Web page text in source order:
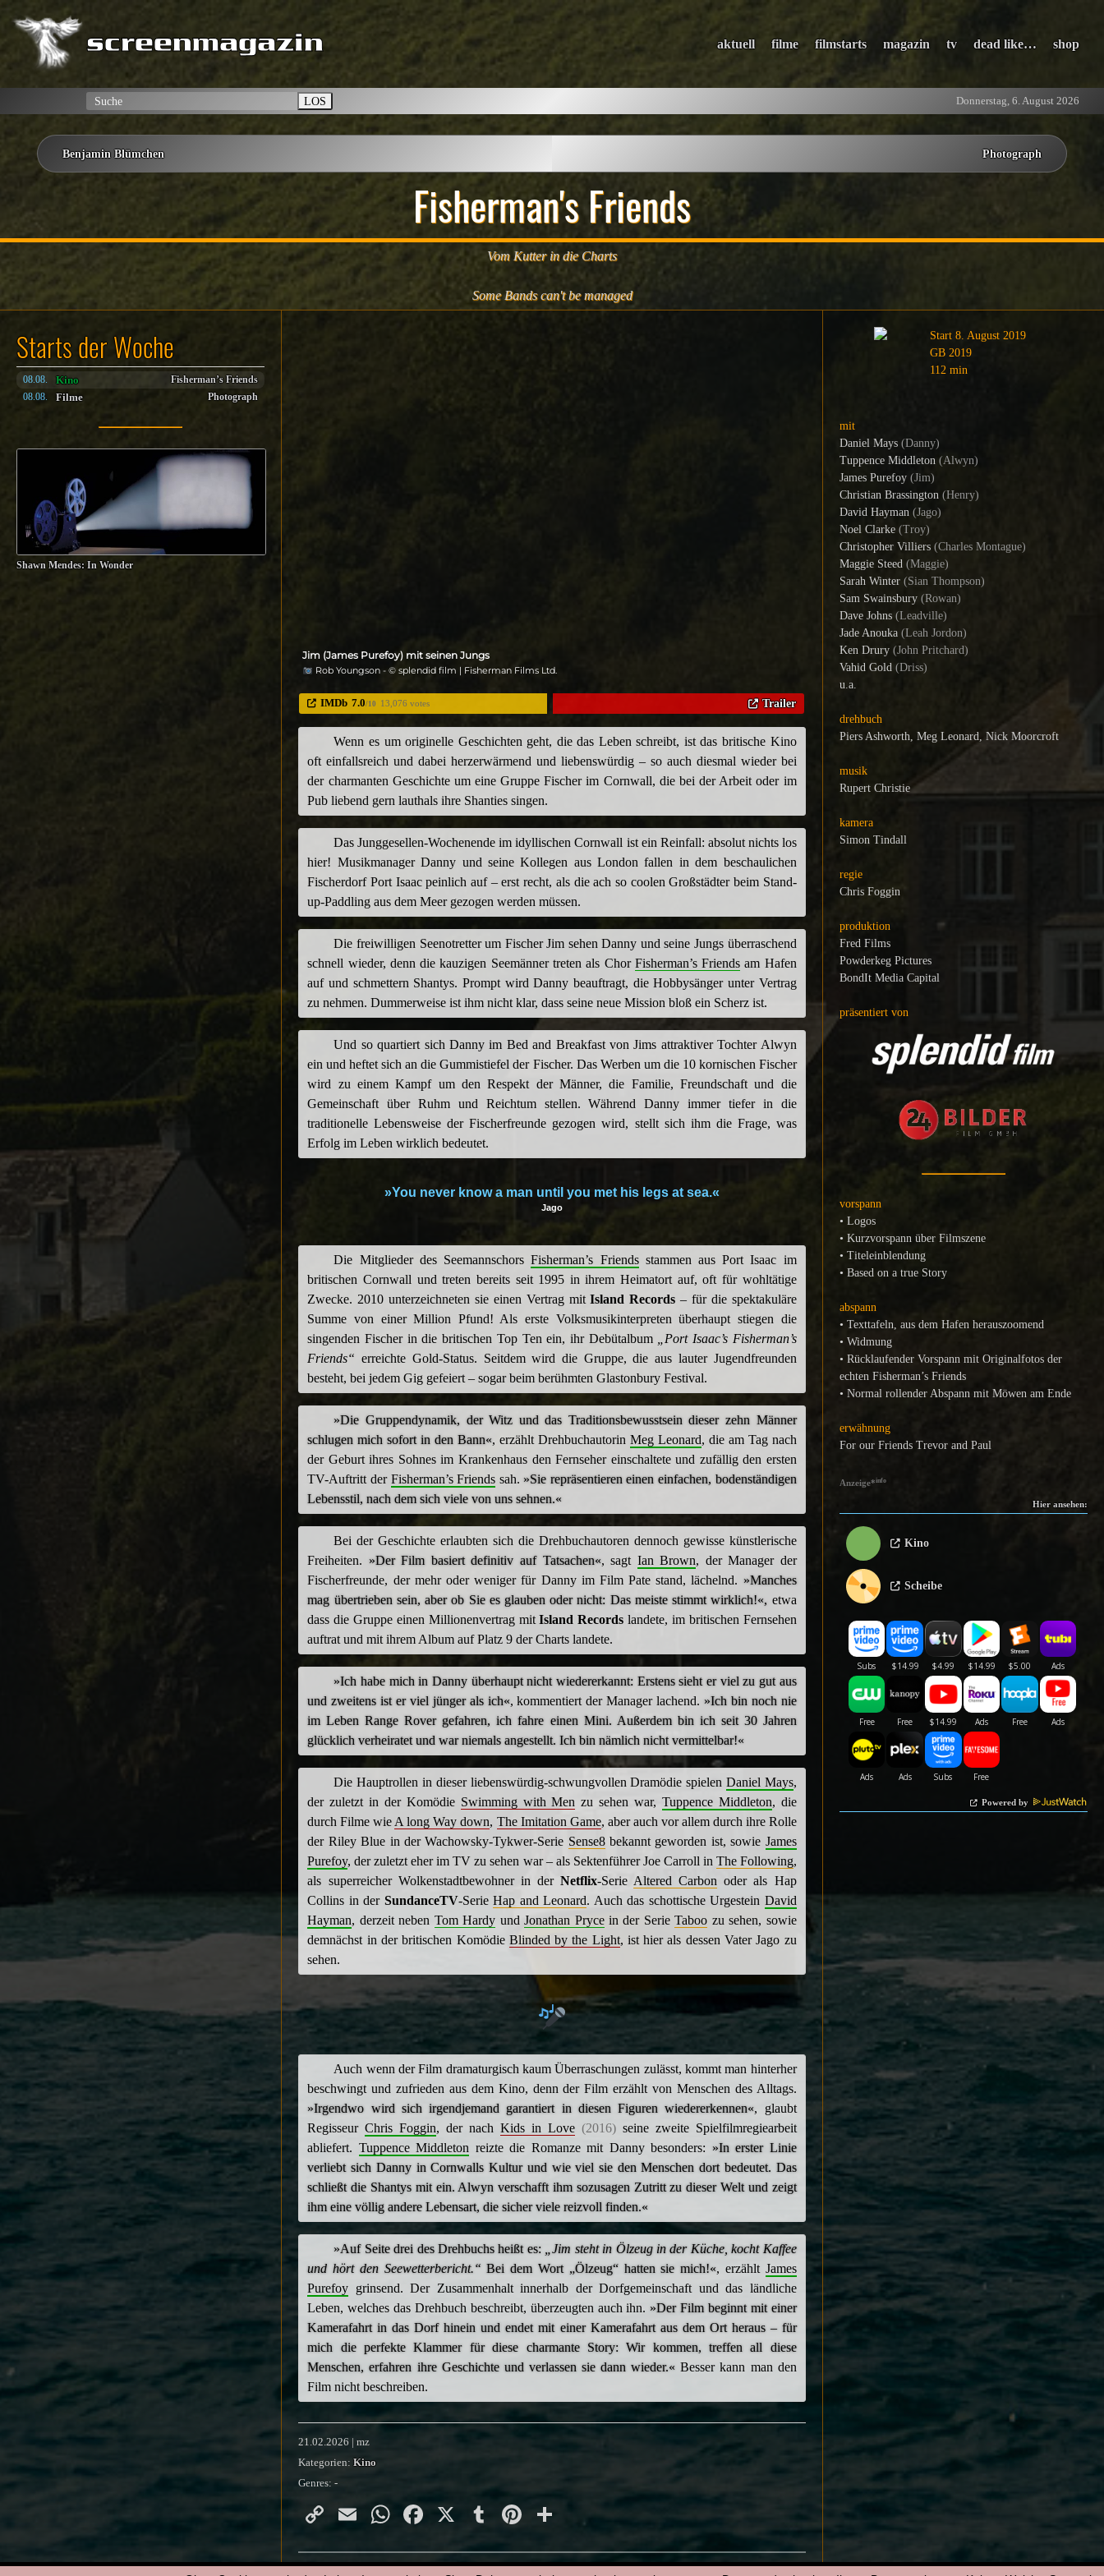
aktuell filme filmstarts magazin tv dead like… shop
LOS Donnerstag, 6. August 2026
Benjamin Blümchen Photograph
Fisherman's Friends
Vom Kutter in die Charts
Some Bands can't be managed
Starts der Woche
Fisherman’s Friends
Kino
08.08.
Photograph
Filme
08.08.
Shawn Mendes: In Wonder
Jim (James Purefoy) mit seinen Jungs
Rob Youngson - © splendid film | Fisherman Films Ltd.
IMDb 7.0/10 13,076 votes Trailer
Wenn es um originelle Geschichten geht, die das Leben schreibt, ist das britische Kino
oft einfallsreich und dabei herzerwärmend und liebenswürdig – so auch diesmal wieder bei
der charmanten Geschichte um eine Gruppe Fischer im Cornwall, die bei der Arbeit oder im
Pub liebend gern lauthals ihre Shanties singen.
Das Junggesellen-Wochenende im idyllischen Cornwall ist ein Reinfall: absolut nichts los
hier! Musikmanager Danny und seine Kollegen aus London fallen in dem beschaulichen
Fischerdorf Port Isaac peinlich auf – erst recht, als die ach so coolen Großstädter beim Stand-
up-Paddling aus dem Meer gezogen werden müssen.
Die freiwilligen Seenotretter um Fischer Jim sehen Danny und seine Jungs überraschend
schnell wieder, denn die kauzigen Seemänner treten als Chor Fisherman’s Friends am Hafen
auf und schmettern Shantys. Prompt wird Danny beauftragt, die Hobbysänger unter Vertrag
zu nehmen. Dummerweise ist ihm nicht klar, dass seine neue Mission bloß ein Scherz ist.
Und so quartiert sich Danny im Bed and Breakfast von Jims attraktiver Tochter Alwyn
ein und heftet sich an die Gummistiefel der Fischer. Das Werben um die 10 kornischen Fischer
wird zu einem Kampf um den Respekt der Männer, die Familie, Freundschaft und die
Gemeinschaft über Ruhm und Reichtum stellen. Während Danny immer tiefer in die
traditionelle Lebensweise der Fischerfreunde gezogen wird, stellt sich ihm die Frage, was
Erfolg im Leben wirklich bedeutet.
»You never know a man until you met his legs at sea.«
Jago
Die Mitglieder des SeemannschorsFisherman’s Friendsstammen aus Port Isaac im
britischen Cornwall und treten bereits seit 1995 in ihrem Heimatort auf, oft für wohltätige
Zwecke. 2010 unterzeichneten sie einen Vertrag mitIsland Records – für die spektakuläre
Summe von einer Million Pfund! Als erste Volksmusikinterpreten überhaupt stiegen die
singenden Fischer in die britischen Top Ten ein, ihr Debütalbum „Port Isaac’s Fisherman’s
Friends“ erreichte Gold-Status. Seitdem wird die Gruppe, die aus lauter Jugendfreunden
besteht, bei jedem Gig gefeiert – sogar beim berühmten Glastonbury Festival.
»Die Gruppendynamik, der Witz und das Traditionsbewusstsein dieser zehn Männer
schlugen mich sofort in den Bann«, erzählt Drehbuchautorin Meg Leonard, die am Tag nach
der Geburt ihres Sohnes im Krankenhaus den Fernseher einschaltete und zufällig den ersten
TV-Auftritt der Fisherman’s Friends sah.»Sie repräsentieren einen einfachen, bodenständigen
Lebensstil, nach dem sich viele von uns sehnen.«
Bei der Geschichte erlaubten sich die Drehbuchautoren dennoch gewisse künstlerische
Freiheiten. »Der Film basiert definitiv auf Tatsachen«, sagt Ian Brown, der Manager der
Fischerfreunde, der mehr oder weniger für Danny im Film Pate stand, lächelnd. »Manches
mag übertrieben sein, aber ob Sie es glauben oder nicht: Das meiste stimmt wirklich!«, etwa
dass die Gruppe einen Millionenvertrag mitIsland Records landete, im britischen Fernsehen
auftrat und mit ihrem Album auf Platz 9 der Charts landete.
»Ich habe mich in Danny überhaupt nicht wiedererkannt: Erstens sieht er viel zu gut aus
und zweitens ist er viel jünger als ich«, kommentiert der Manager lachend. »Ich bin noch nie
im Leben Range Rover gefahren, ich fahre einen Mini. Außerdem bin ich seit 30 Jahren
glücklich verheiratet und war niemals angestellt. Ich bin nämlich nicht vermittelbar!«
Die Hauptrollen in dieser liebenswürdig-schwungvollen Dramödie spielen Daniel Mays,
der zuletzt in der Komödie Swimming with Men zu sehen war, Tuppence Middleton, die
durch Filme wieA long Way down, The Imitation Game, aber auch vor allem durch ihre Rolle
der Riley Blue in der Wachowsky-Tykwer-Serie Sense8bekannt geworden ist, sowie James
Purefoy, der zuletzt eher im TV zu sehen war – als Sektenführer Joe Carroll in The Following,
als superreicher Wolkenstadtbewohner in der Netflix-SerieAltered Carbon oder als Hap
Collins in der SundanceTV-SerieHap and Leonard. Auch das schottische Urgestein David
Hayman, derzeit neben Tom Hardy undJonathan Prycein der SerieTaboo zu sehen, sowie
demnächst in der britischen Komödie Blinded by the Light, ist hier als dessen Vater Jago zu
sehen.
Auch wenn der Film dramaturgisch kaum Überraschungen zulässt, kommt man hinterher
beschwingt und zufrieden aus dem Kino, denn der Film erzählt von Menschen des Alltags.
»Irgendwo wird sich irgendjemand garantiert in diesen Figuren wiedererkennen«, glaubt
RegisseurChris Foggin, der nachKids in Love (2016)seine zweite Spielfilmregiearbeit
abliefert. Tuppence Middleton reizte die Romanze mit Danny besonders: »In erster Linie
verliebt sich Danny in Cornwalls Kultur und wie viel sie den Menschen dort bedeutet. Das
schließt die Shantys mit ein. Alwyn verschafft ihm sozusagen Zutritt zu dieser Welt und zeigt
ihm eine völlig andere Lebensart, die sicher viele reizvoll finden.«
»Auf Seite drei des Drehbuchs heißt es: „Jim steht in Ölzeug in der Küche, kocht Kaffee
und hört den Seewetterbericht.“ Bei dem Wort „Ölzeug“ hatten sie mich!«, erzählt James
Purefoy grinsend. Der Zusammenhalt innerhalb der Dorfgemeinschaft und das ländliche
Leben, welches das Drehbuch beschreibt, überzeugten auch ihn.»Der Film beginnt mit einer
Kamerafahrt in das Dorf hinein und endet mit einer Kamerafahrt aus dem Ort heraus – für
mich die perfekte Klammer für diese charmante Story: Wir kommen, treffen all diese
Menschen, erfahren ihre Geschichte und verlassen sie dann wieder.« Besser kann man den
Film nicht beschreiben.
21.02.2026 | mz
Kategorien:Kino
Genres:-
CopyEmailWhatsApp
Facebook
X TumblrPinterest
Teilen
112 min|2011|2019|24 Bilder|8. August|Anke Reitzenstein|Armin Schlagwein|August|Bodo Wolf|BondIt Media Capital|
Start 8. August 2019
GB 2019
112 min
mit
Daniel Mays (Danny)
Tuppence Middleton (Alwyn)
James Purefoy(Jim)
Christian Brassington(Henry)
David Hayman(Jago)
Noel Clarke(Troy)
Christopher Villiers(Charles Montague)
Maggie Steed(Maggie)
Sarah Winter(Sian Thompson)
Sam Swainsbury (Rowan)
Dave Johns(Leadville)
Jade Anouka(Leah Jordon)
Ken Drury(John Pritchard)
Vahid Gold(Driss)
u.a.
drehbuch
Piers Ashworth, Meg Leonard, Nick Moorcroft
musik
Rupert Christie
kamera
Simon Tindall
regie
Chris Foggin
produktion
Fred Films
Powderkeg Pictures
BondIt Media Capital
präsentiert von
vorspann
• Logos
• Kurzvorspann über Filmszene
• Titeleinblendung
• Based on a true Story
abspann
• Texttafeln, aus dem Hafen herauszoomend
• Widmung
• Rücklaufender Vorspann mit Originalfotos der
echten Fisherman’s Friends
• Normal rollender Abspann mit Möwen am Ende
erwähnung
For our Friends Trevor and Paul
Anzeige*info
Hier ansehen:
Kino
Scheibe
Powered by